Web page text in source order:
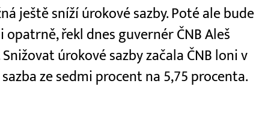
ještě sníží úrokové sazby. Poté ale bude
řekl dnes guvernér ČNB Aleš
úrokové sazby začala ČNB loni v
ze sedmi procent na 5,75 procenta.